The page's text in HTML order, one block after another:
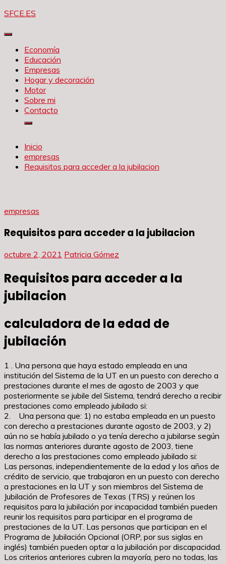
Saltar
contenido
SFCE.ES
Economía
Educación
Empresas
Hogar y decoración
Motor
Sobre mi
Contacto
Inicio
empresas
Requisitos para acceder a la jubilacion
empresas
Requisitos para acceder a la jubilacion
octubre 2, 2021 Patricia Gómez
Requisitos para acceder a la
jubilacion
calculadora de la edad de
jubilación
1 . Una persona que haya estado empleada en una
institución del Sistema de la UT en un puesto con derecho a
prestaciones durante el mes de agosto de 2003 y que
posteriormente se jubile del Sistema, tendrá derecho a recibir
prestaciones como empleado jubilado si:
2. Una persona que: 1) no estaba empleada en un puesto
con derecho a prestaciones durante agosto de 2003, y 2)
aún no se había jubilado o ya tenía derecho a jubilarse según
las normas anteriores durante agosto de 2003, tiene
derecho a las prestaciones como empleado jubilado si:
Las personas, independientemente de la edad y los años de
crédito de servicio, que trabajaron en un puesto con derecho
a prestaciones en la UT y son miembros del Sistema de
Jubilación de Profesores de Texas (TRS) y reúnen los
requisitos para la jubilación por incapacidad también pueden
reunir los requisitos para participar en el programa de
prestaciones de la UT. Las personas que participan en el
Programa de Jubilación Opcional (ORP, por sus siglas en
inglés) también pueden optar a la jubilación por discapacidad.
Los criterios anteriores cubren la mayoría, pero no todas, las